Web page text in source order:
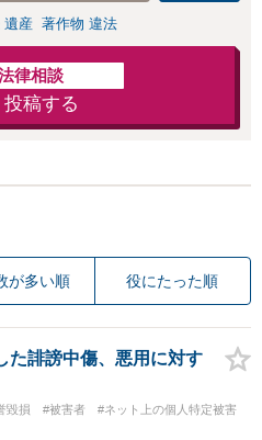
【新清水駅5分】
遺産 著作物 違法
律相談
稿する
が多い順 役にたった順
た誹謗中傷、悪用に対す
毀損 #被害者
#ネット上の個人特定被害